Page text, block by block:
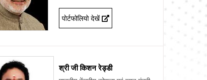
पोर्टफोलियो देखें
श्री जी किशन रेड्डी